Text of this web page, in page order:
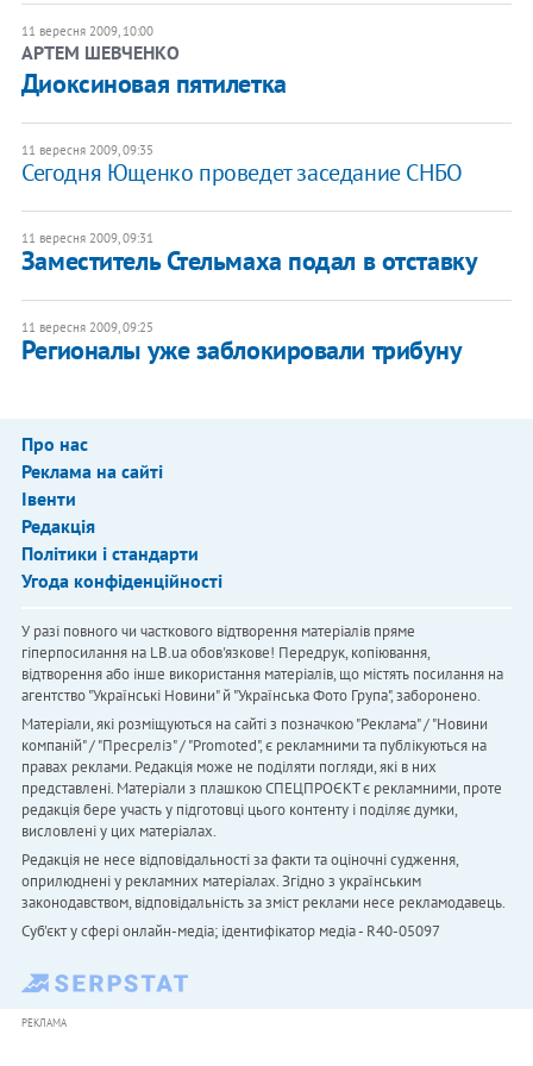
11 вересня 2009, 10:00
АРТЕМ ШЕВЧЕНКО
Диоксиновая пятилетка
11 вересня 2009, 09:35
Сегодня Ющенко проведет заседание СНБО
11 вересня 2009, 09:31
Заместитель Стельмаха подал в отставку
11 вересня 2009, 09:25
Регионалы уже заблокировали трибуну
Про нас
Реклама на сайті
Івенти
Редакція
Політики і стандарти
Угода конфіденційності
У разі повного чи часткового відтворення матеріалів пряме
гіперпосилання на LB.ua обов'язкове! Передрук, копіювання,
відтворення або інше використання матеріалів, що містять посилання на
агентство "Українськi Новини" й "Українська Фото Група", заборонено.
Матеріали, які розміщуються на сайті з позначкою "Реклама" / "Новини
компаній" / "Пресреліз" / "Promoted", є рекламними та публікуються на
правах реклами. Редакція може не поділяти погляди, які в них
представлені. Матеріали з плашкою СПЕЦПРОЄКТ є рекламними, проте
редакція бере участь у підготовці цього контенту і поділяє думки,
висловлені у цих матеріалах.
Редакція не несе відповідальності за факти та оціночні судження,
оприлюднені у рекламних матеріалах. Згідно з українським
законодавством, відповідальність за зміст реклами несе рекламодавець.
Cуб'єкт у сфері онлайн-медіа; ідентифікатор медіа - R40-05097
РЕКЛАМА